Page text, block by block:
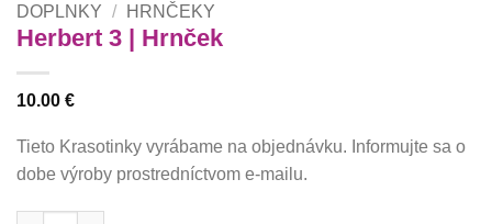
DOPLNKY / HRNČEKY
Herbert 3 | Hrnček
10.00 €
Tieto Krasotinky vyrábame na objednávku. Informujte sa o
dobe výroby prostredníctvom e-mailu.